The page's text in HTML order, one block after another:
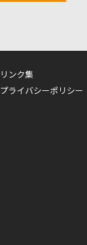
リンク集
プライバシーポリシー